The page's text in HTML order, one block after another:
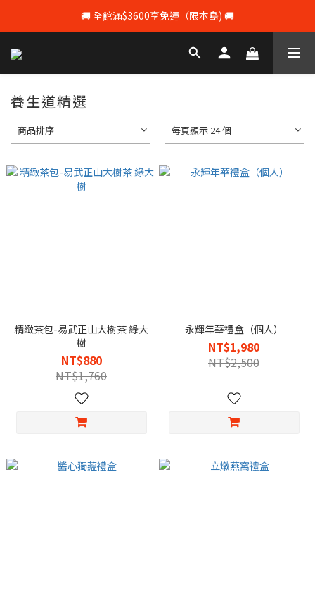
💰 註冊會員即享100元購物 💰
🚚 全館滿$3600享免運（限本島) 🚚
💰 註冊會員即享100元購物 💰
養生道精選
商品排序 每頁顯示 24 個
精緻茶包-易武正山大樹茶 綠大
樹
NT$880
NT$1,760
永輝年華禮盒（個人）
NT$1,980
NT$2,500